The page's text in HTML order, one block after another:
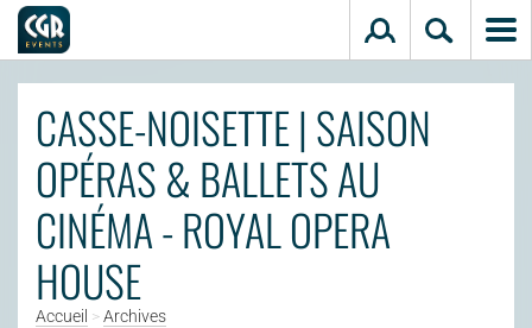
CASSE-NOISETTE | SAISON
OPÉRAS & BALLETS AU
CINÉMA - ROYAL OPERA
HOUSE
Accueil >Archives